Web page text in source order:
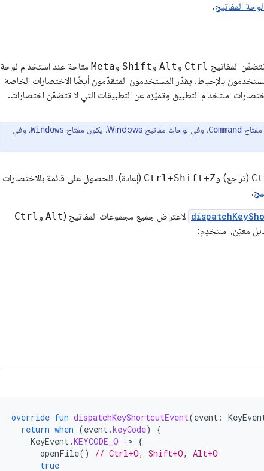
المفاتيح.
المفاتيح Ctrl و Alt و Shift وMeta متاحة عند استخدام لوحة
بالإحباط. يقدّر المستخدمون المتقدّمون أيضًا الاختصارات الخاصة
استخدام التطبيق وتميّزه عن التطبيقات التي لا تتضمّن اختصارات.
Command، وفي لوحات مفاتيح Windows، يكون مفتاح Windows، وفي
(تراجع) وCtrl+Shift+Z (إعادة). للحصول على قائمة بالاختصارات
.
لاعتراض جميع مجموعات المفاتيح (Alt و Ctrl
معيّن، استخدِم:
override fun dispatchKeyShortcutEvent(event :
return when (event.keyCode)
{
KeyEvent.KEYCODE_O -> {
openFile()
// Ctrl+O, Shift+O, Alt+O
true